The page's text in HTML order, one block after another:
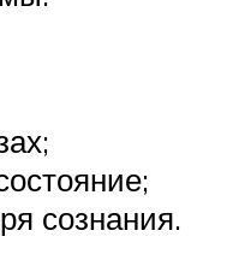
сознания.